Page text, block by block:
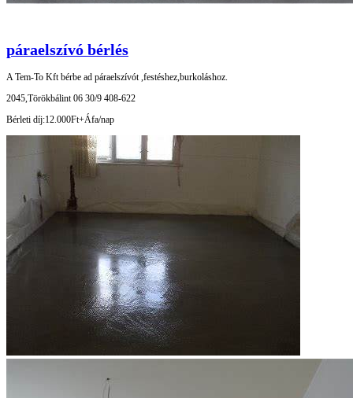
páraelszívó bérlés
A Tem-To Kft bérbe ad páraelszívót ,festéshez,burkoláshoz.
2045,Törökbálint 06 30/9 408-622
Bérleti díj:12.000Ft+Áfa/nap